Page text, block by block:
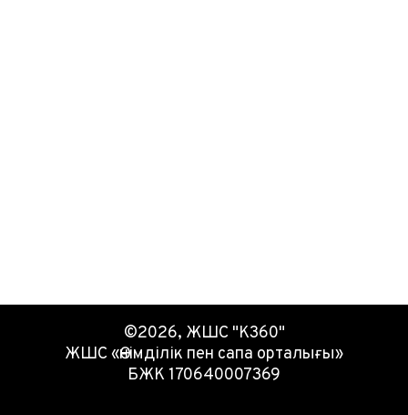
©2026, ЖШС "К360"
ЖШС «Өнімділік пен сапа орталығы»
БЖК 170640007369